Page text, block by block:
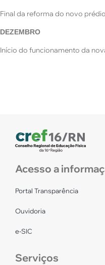
Final da reforma do novo
DEZEMBRO
Início do funcionamento da
Acesso a
Portal Transparência
Ouvidoria
e-SIC
Serviços